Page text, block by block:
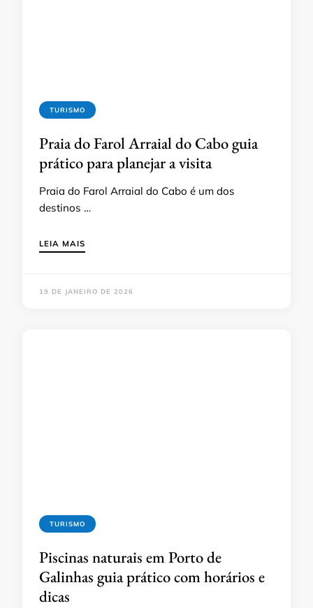
TURISMO
Praia do Farol Arraial do Cabo guia
prático para planejar a visita
Praia do Farol Arraial do Cabo é um dos
destinos …
LEIA MAIS
19 DE JANEIRO DE 2026
TURISMO
Piscinas naturais em Porto de
Galinhas guia prático com horários e
dicas